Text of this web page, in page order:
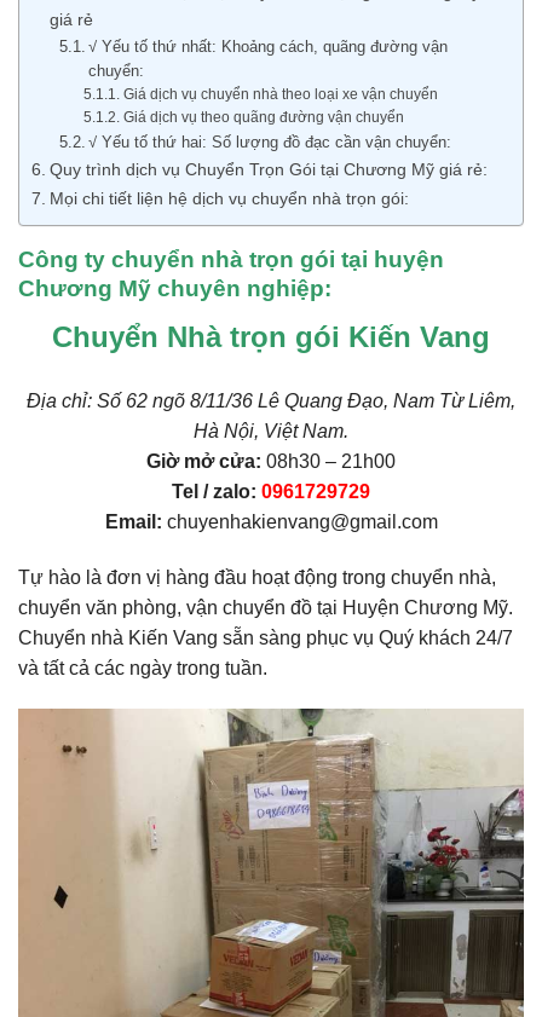
giá rẻ
√ Yếu tố thứ nhất: Khoảng cách, quãng đường vận
chuyển:
Giá dịch vụ chuyển nhà theo loại xe vận chuyển
Giá dịch vụ theo quãng đường vận chuyển
√ Yếu tố thứ hai: Số lượng đồ đạc cần vận chuyển:
Quy trình dịch vụ Chuyển Trọn Gói tại Chương Mỹ giá rẻ:
Mọi chi tiết liện hệ dịch vụ chuyển nhà trọn gói:
Công ty chuyển nhà trọn gói tại huyện
Chương Mỹ chuyên nghiệp:
Chuyển Nhà trọn gói Kiến Vang
Địa chỉ: Số 62 ngõ 8/11/36 Lê Quang Đạo, Nam Từ Liêm,
Hà Nội, Việt Nam.
Giờ mở cửa: 08h30 – 21h00
Tel / zalo: 0961729729
Email: chuyenhakienvang@gmail.com
Tự hào là đơn vị hàng đầu hoạt động trong chuyển nhà,
chuyển văn phòng, vận chuyển đồ tại Huyện Chương Mỹ.
Chuyển nhà Kiến Vang sẵn sàng phục vụ Quý khách 24/7
và tất cả các ngày trong tuần.